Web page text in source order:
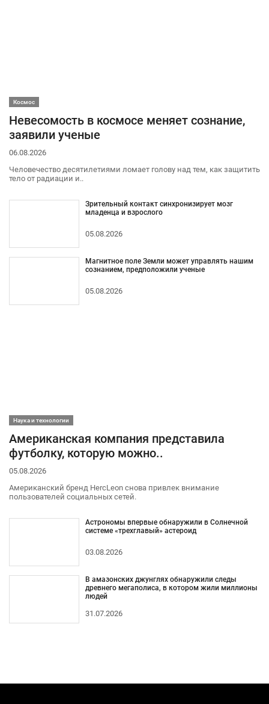
Космос
Невесомость в космосе меняет сознание,
заявили ученые
06.08.2026
Человечество десятилетиями ломает голову над тем, как защитить
тело от радиации и..
Зрительный контакт синхронизирует мозг
младенца и взрослого
05.08.2026
Магнитное поле Земли может управлять нашим
сознанием, предположили ученые
05.08.2026
Наука и технологии
Американская компания представила
футболку, которую можно..
05.08.2026
Американский бренд HercLeon снова привлек внимание
пользователей социальных сетей.
Астрономы впервые обнаружили в Солнечной
системе «трехглавый» астероид
03.08.2026
В амазонских джунглях обнаружили следы
древнего мегаполиса, в котором жили миллионы
людей
31.07.2026